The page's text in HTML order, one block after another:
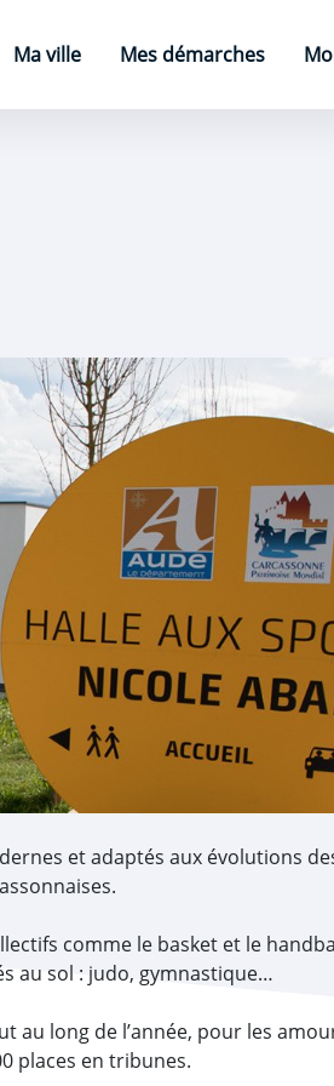
Ma ville
Mes démarches
et adaptés aux évolutions
comme le basket et le
au sol : judo, gymnastique…
long de l’année, pour les
places en tribunes.